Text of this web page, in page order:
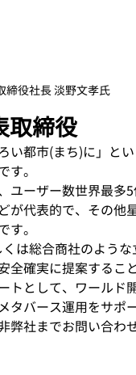
締役社長 淡野文孝氏
取締役
い都市(まち)に」と
。
ーザー数世界最多
代表的で、その他
。
は総合商社のよう
確実に提案するこ
として、ワールド
バース運用をサポ
社までお問い合わ